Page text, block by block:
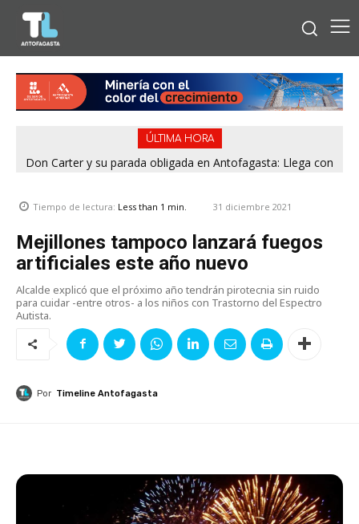
ÚLTIMA HORA
Don Carter y su parada obligada en Antofagasta: Llega con
Tiempo de lectura: Less than 1 min. 31 diciembre 2021
Mejillones tampoco lanzará fuegos
artificiales este año nuevo
Alcalde explicó que el próximo año tendrán pirotecnia sin ruido
para cuidar -entre otros- a los niños con Trastorno del Espectro
Autista.
Por Timeline Antofagasta